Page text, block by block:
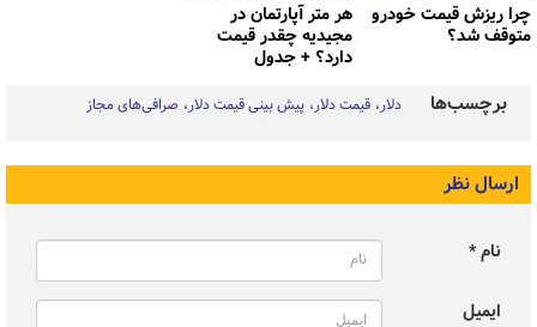
چرا ریزش قیمت خودرو
متوقف شد؟
هر متر آپارتمان در
مجیدیه چقدر قیمت
دارد؟ + جدول
برچسب‌ها دلار قیمت دلار پیش بینی قیمت دلار صرافی‌های مجاز
ارسال نظر
نام *
ایمیل